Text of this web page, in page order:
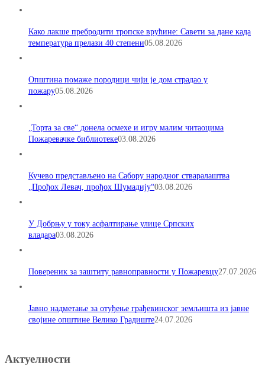
Како лакше пребродити тропске врућине: Савети за дане када
температура прелази 40 степени05.08.2026
Општина помаже породици чији је дом страдао у
пожару05.08.2026
„Торта за све“ донела осмехе и игру малим читаоцима
Пожаревачке библиотеке03.08.2026
Кучево представљено на Сабору народног стваралаштва
„Прођох Левач, прођох Шумадију“03.08.2026
У Добрњу у току асфалтирање улице Српских
владара03.08.2026
Повереник за заштиту равноправности у Пожаревцу27.07.2026
Јавно надметање за отуђење грађевинског земљишта из јавне
својине општине Велико Градиште24.07.2026
Актуелности